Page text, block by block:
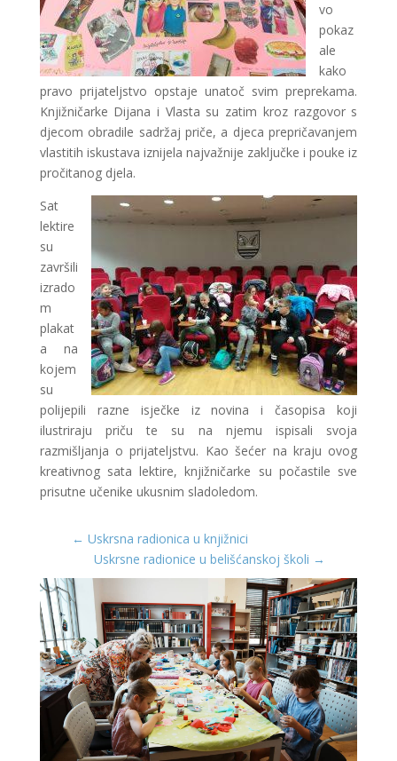
vo
pokaz
ale
kako
pravo prijateljstvo opstaje unatoč svim preprekama.
Knjižničarke Dijana i Vlasta su zatim kroz razgovor s
djecom obradile sadržaj priče, a djeca prepričavanjem
vlastitih iskustava iznijela najvažnije zaključke i pouke iz
pročitanog djela.
Sat
lektire
su
završili
izrado
m
plakat
a na
kojem
su
polijepili razne isječke iz novina i časopisa koji
ilustriraju priču te su na njemu ispisali svoja
razmišljanja o prijateljstvu. Kao šećer na kraju ovog
kreativnog sata lektire, knjižničarke su počastile sve
prisutne učenike ukusnim sladoledom.
← Uskrsna radionica u knjižnici
Uskrsne radionice u belišćanskoj školi →